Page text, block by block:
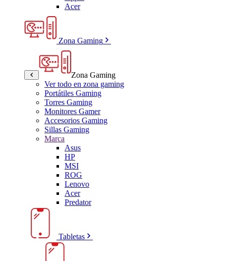
Acer
Zona Gaming
Zona Gaming
Ver todo en zona gaming
Portátiles Gaming
Torres Gaming
Monitores Gamer
Accesorios Gaming
Sillas Gaming
Marca
Asus
HP
MSI
ROG
Lenovo
Acer
Predator
Tabletas